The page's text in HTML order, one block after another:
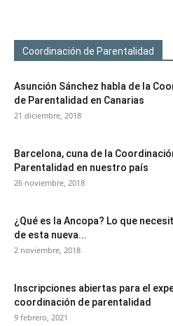
Coordinación de Parentalidad
Asunción Sánchez habla de la
de Parentalidad en Canarias
21 diciembre, 2018
Barcelona, cuna de la
Parentalidad en nuestro país
26 noviembre, 2018
¿Qué es la Ancopa? Lo que
de esta nueva...
2 noviembre, 2018
Inscripciones abiertas para el
coordinación de parentalidad
9 febrero, 2021